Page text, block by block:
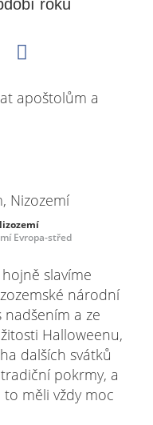
roku
Evropa-střed
slavíme
národní
nadšením a ze
Halloweenu,
dalších svátků
pokrmy, a
měli vždy moc